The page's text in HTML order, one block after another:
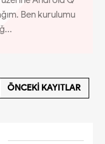
Ben kurulumu
ÖNCEKI KAYITLAR